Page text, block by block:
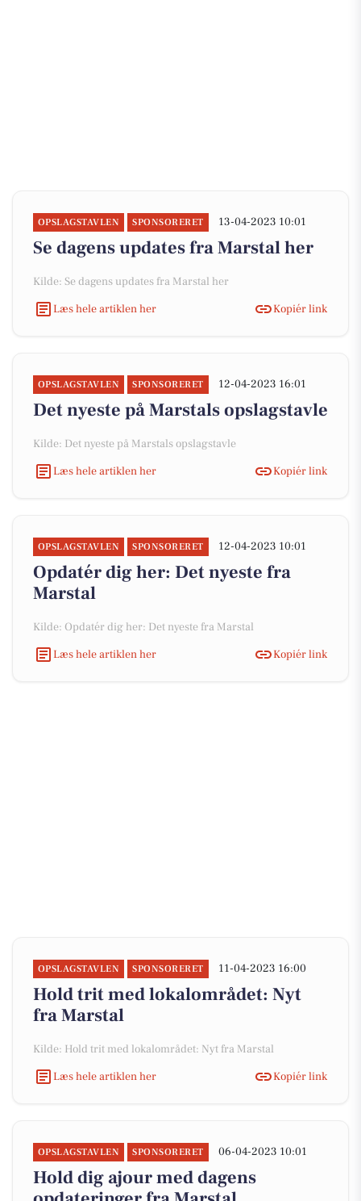
OPSLAGSTAVLEN SPONSORERET 13-04-2023 10:01
Se dagens updates fra Marstal her
Kilde: Se dagens updates fra Marstal her
Læs hele artiklen her
Kopiér link
OPSLAGSTAVLEN SPONSORERET 12-04-2023 16:01
Det nyeste på Marstals opslagstavle
Kilde: Det nyeste på Marstals opslagstavle
Læs hele artiklen her
Kopiér link
OPSLAGSTAVLEN SPONSORERET 12-04-2023 10:01
Opdatér dig her: Det nyeste fra
Marstal
Kilde: Opdatér dig her: Det nyeste fra Marstal
Læs hele artiklen her
Kopiér link
OPSLAGSTAVLEN SPONSORERET 11-04-2023 16:00
Hold trit med lokalområdet: Nyt
fra Marstal
Kilde: Hold trit med lokalområdet: Nyt fra Marstal
Læs hele artiklen her
Kopiér link
OPSLAGSTAVLEN SPONSORERET 06-04-2023 10:01
Hold dig ajour med dagens